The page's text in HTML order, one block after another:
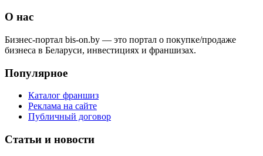
О нас
Бизнес-портал bis-on.by — это портал о покупке/продаже
бизнеса в Беларуси, инвестициях и франшизах.
Популярное
Каталог франшиз
Реклама на сайте
Публичный договор
Статьи и новости